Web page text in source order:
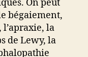
On peut
bégaiement,
l’apraxie, la
de Lewy, la